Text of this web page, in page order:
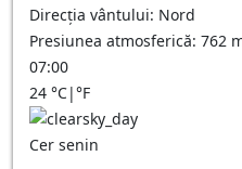
Direcția vântului: Nord
Presiunea atmosferică: 762
07:00
24 °C|°F
Cer senin